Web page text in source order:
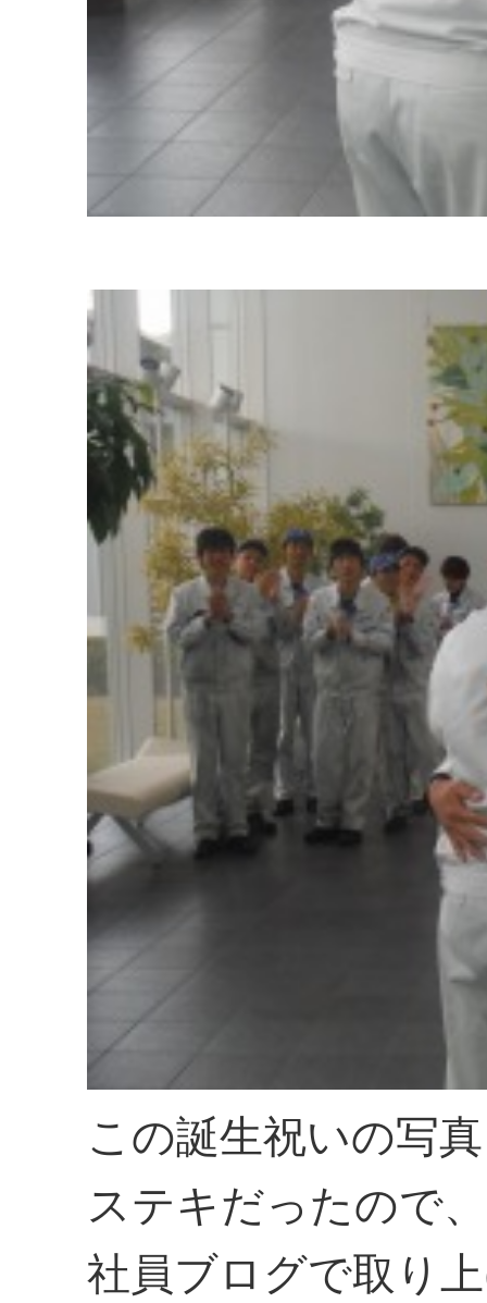
この誕生祝いの写
ステキだったので、
社員ブログで取り